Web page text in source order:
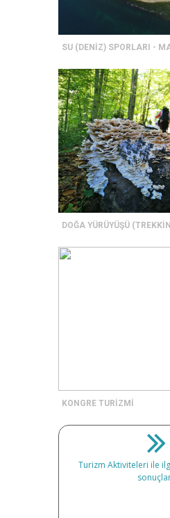
SU (DENİZ) SPORLARI -
DOĞA YÜRÜYÜŞÜ
KONGRE TURİZMİ
Turizm Aktiviteleri ile